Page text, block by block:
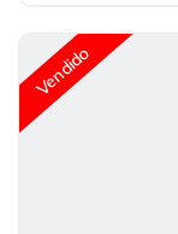
Vendido